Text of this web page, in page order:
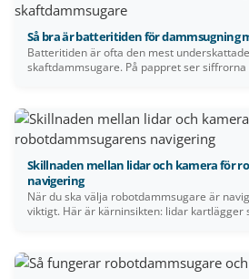
Så bra är batteritiden för dammsugning
Batteritiden är ofta den mest
skaftdammsugare. På pappret ser siffrorna
Skillnaden mellan lidar och kamera för
navigering
När du ska välja robotdammsugare är
viktigt. Här är kärninsikten: lidar kartlägger